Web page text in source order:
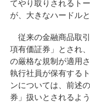
てやり取りされるト
が、大きなハードル
従来の金融商品取
項有価証券」とされ
の厳格な規制が適用
執行社員が保有する
ンについては、前述
券」扱いとされるよう